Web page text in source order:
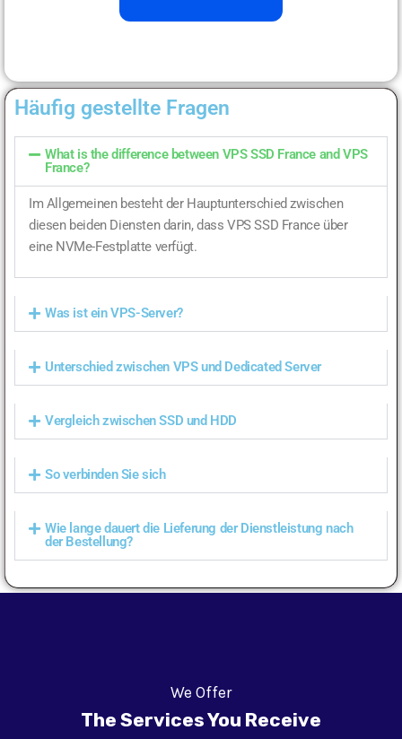
Häufig gestellte Fragen
What is the difference between VPS SSD France and VPS
France?
Im Allgemeinen besteht der Hauptunterschied zwischen
diesen beiden Diensten darin, dass VPS SSD France über
eine NVMe-Festplatte verfügt.
Was ist ein VPS-Server?
Unterschied zwischen VPS und Dedicated Server
Vergleich zwischen SSD und HDD
So verbinden Sie sich
Wie lange dauert die Lieferung der Dienstleistung nach
der Bestellung?
We Offer
The Services You Receive